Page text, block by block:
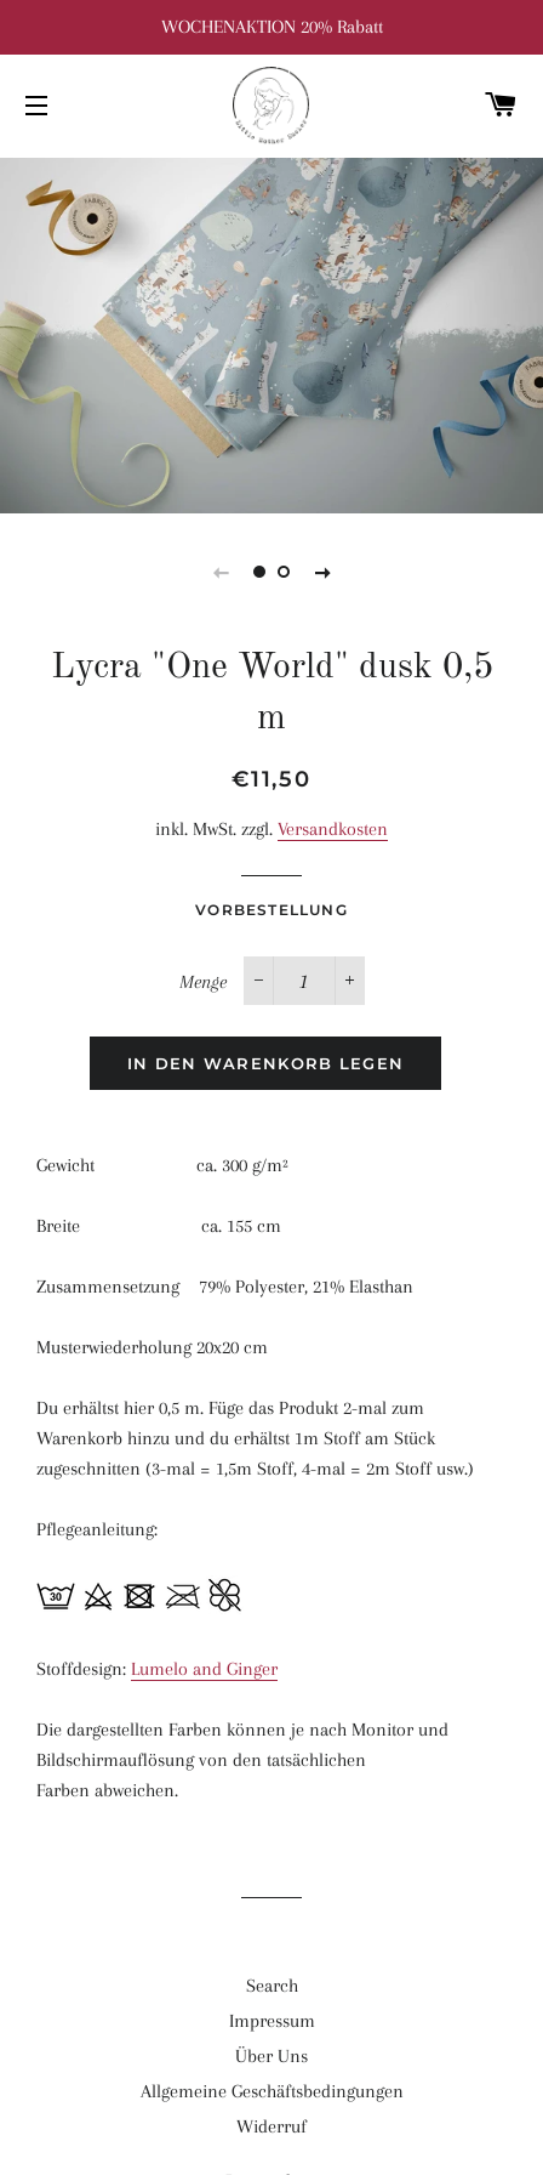
WOCHENAKTION 20% Rabatt
Lycra "One World" dusk 0,5
m
Normaler
Sonderpreis
€11,50
inkl. MwSt. zzgl. Versandkosten
VORBESTELLUNG
Menge
−
+
IN DEN WARENKORB LEGEN
Gewicht ca. 300 g/m²
Breite ca. 155 cm
Zusammensetzung 79% Polyester, 21% Elasthan
Musterwiederholung 20x20 cm
Du erhältst hier 0,5 m. Füge das Produkt 2-mal zum
Warenkorb hinzu und du erhältst 1m Stoff am Stück
zugeschnitten (3-mal = 1,5m Stoff, 4-mal = 2m Stoff usw.)
Pflegeanleitung:
Stoffdesign: Lumelo and Ginger
Die dargestellten Farben können je nach Monitor und
Bildschirmauflösung von den tatsächlichen
Farben abweichen.
Search
Impressum
Über Uns
Allgemeine Geschäftsbedingungen
Widerruf